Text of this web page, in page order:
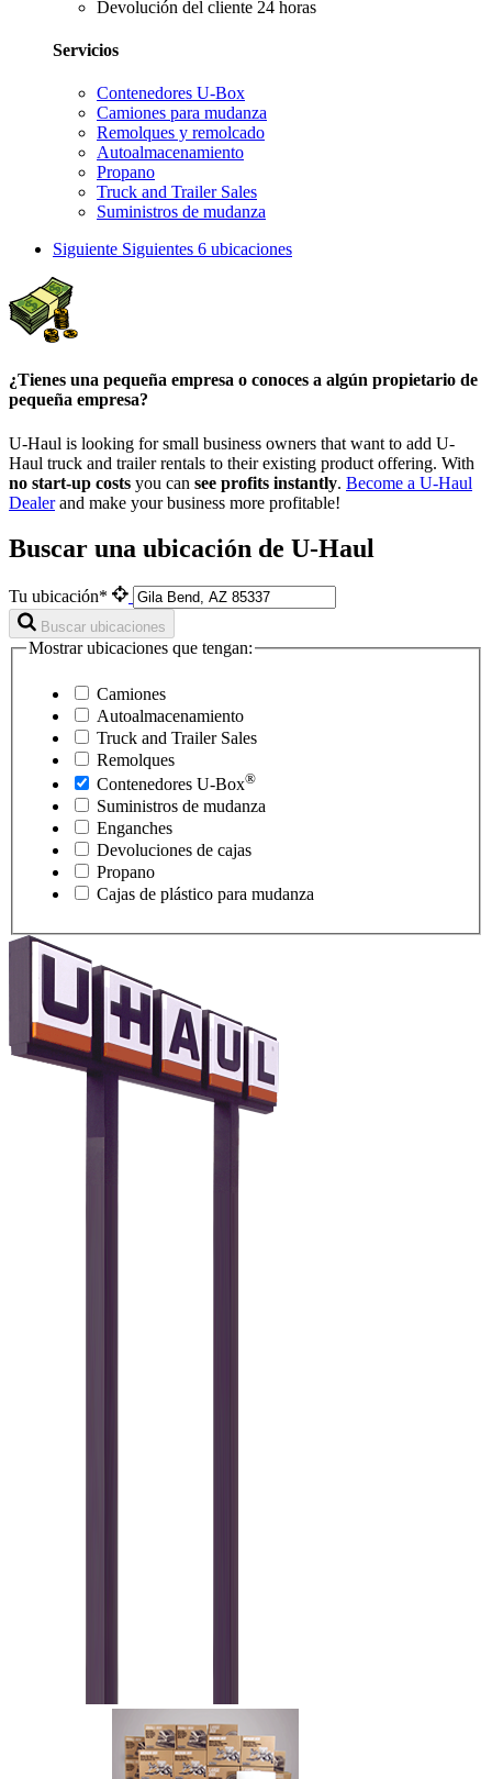
Devolución del cliente 24 horas
Servicios
Contenedores U-Box
Camiones para mudanza
Remolques y remolcado
Autoalmacenamiento
Propano
Truck and Trailer Sales
Suministros de mudanza
Siguiente Siguientes 6 ubicaciones
¿Tienes una pequeña empresa o conoces a algún propietario de
pequeña empresa?
U-Haul is looking for small business owners that want to add U-
Haul truck and trailer rentals to their existing product offering. With
no start-up costs you can see profits instantly. Become a U-Haul
Dealerand make your business more profitable!
Buscar una ubicación de U-Haul
Tu ubicación*
Buscar ubicaciones
Mostrar ubicaciones que tengan:
Camiones
Autoalmacenamiento
Truck and Trailer Sales
Remolques
Contenedores U-Box®
Suministros de mudanza
Enganches
Devoluciones de cajas
Propano
Cajas de plástico para mudanza